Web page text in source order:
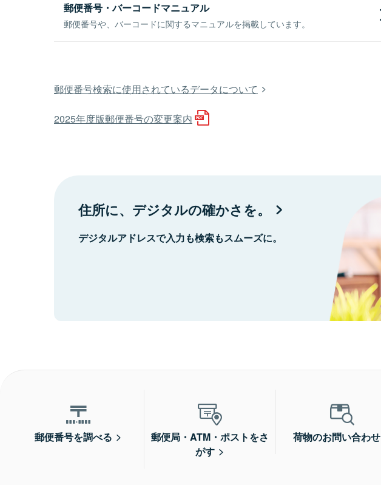
郵便番号・バーコードマニュアル
郵便番号や、バーコードに関するマニュアルを掲載しています。
郵便番号検索に使用されているデータについて
2025年度版郵便番号の変更案内
住所に、デジタルの確かさを。
デジタルアドレスで入力も検索もスムーズに。
郵便番号を調べる
郵便局・ATM・ポストをさ
がす
荷物のお問い合わせ